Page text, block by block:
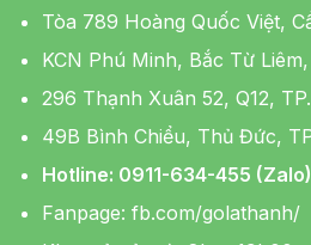
Tòa 789 Hoàng Quốc Việt,
KCN Phú Minh, Bắc Từ
296 Thạnh Xuân 52, Q12,
49B Bình Chiểu, Thủ Đức,
Hotline: 0911-634-455 (Zalo)
Fanpage: fb.com/golathanh/